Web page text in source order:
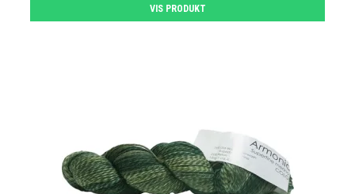
VIS PRODUKT